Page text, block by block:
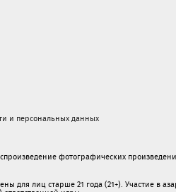
и персональных данных
фотографических
для лиц старше 21 года (21+). Участие в